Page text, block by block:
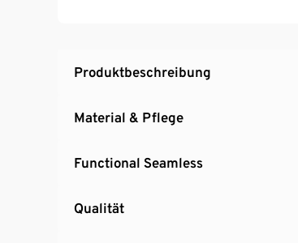
Produktbeschreibung
Material & Pflege
Functional Seamless
Qualität